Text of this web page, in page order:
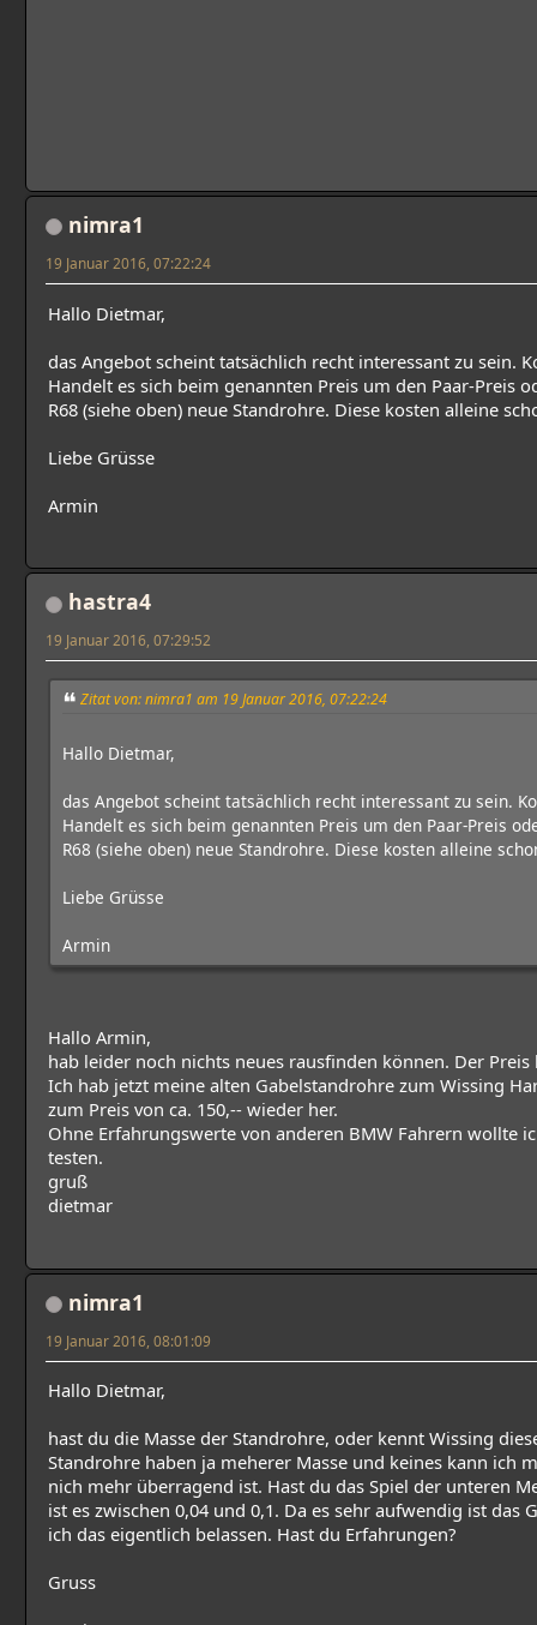
nimra1
19 Januar 2016, 07:22:24
Hallo Dietmar,
das Angebot scheint tatsächlich recht interessant zu sein.
Handelt es sich beim genannten Preis um den Paar-Preis
R68 (siehe oben) neue Standrohre. Diese kosten alleine
Liebe Grüsse
Armin
hastra4
19 Januar 2016, 07:29:52
Zitat von: nimra1 am 19 Januar 2016, 07:22:24
Hallo Dietmar,
das Angebot scheint tatsächlich recht interessant zu sein.
Handelt es sich beim genannten Preis um den Paar-Preis
R68 (siehe oben) neue Standrohre. Diese kosten alleine
Liebe Grüsse
Armin
Hallo Armin,
hab leider noch nichts neues rausfinden können. Der
Ich hab jetzt meine alten Gabelstandrohre zum Wissing
zum Preis von ca. 150,-- wieder her.
Ohne Erfahrungswerte von anderen BMW Fahrern wollte
testen.
gruß
dietmar
nimra1
19 Januar 2016, 08:01:09
Hallo Dietmar,
hast du die Masse der Standrohre, oder kennt Wissing
Standrohre haben ja meherer Masse und keines kann ich
nich mehr überragend ist. Hast du das Spiel der unteren
ist es zwischen 0,04 und 0,1. Da es sehr aufwendig ist
ich das eigentlich belassen. Hast du Erfahrungen?
Gruss